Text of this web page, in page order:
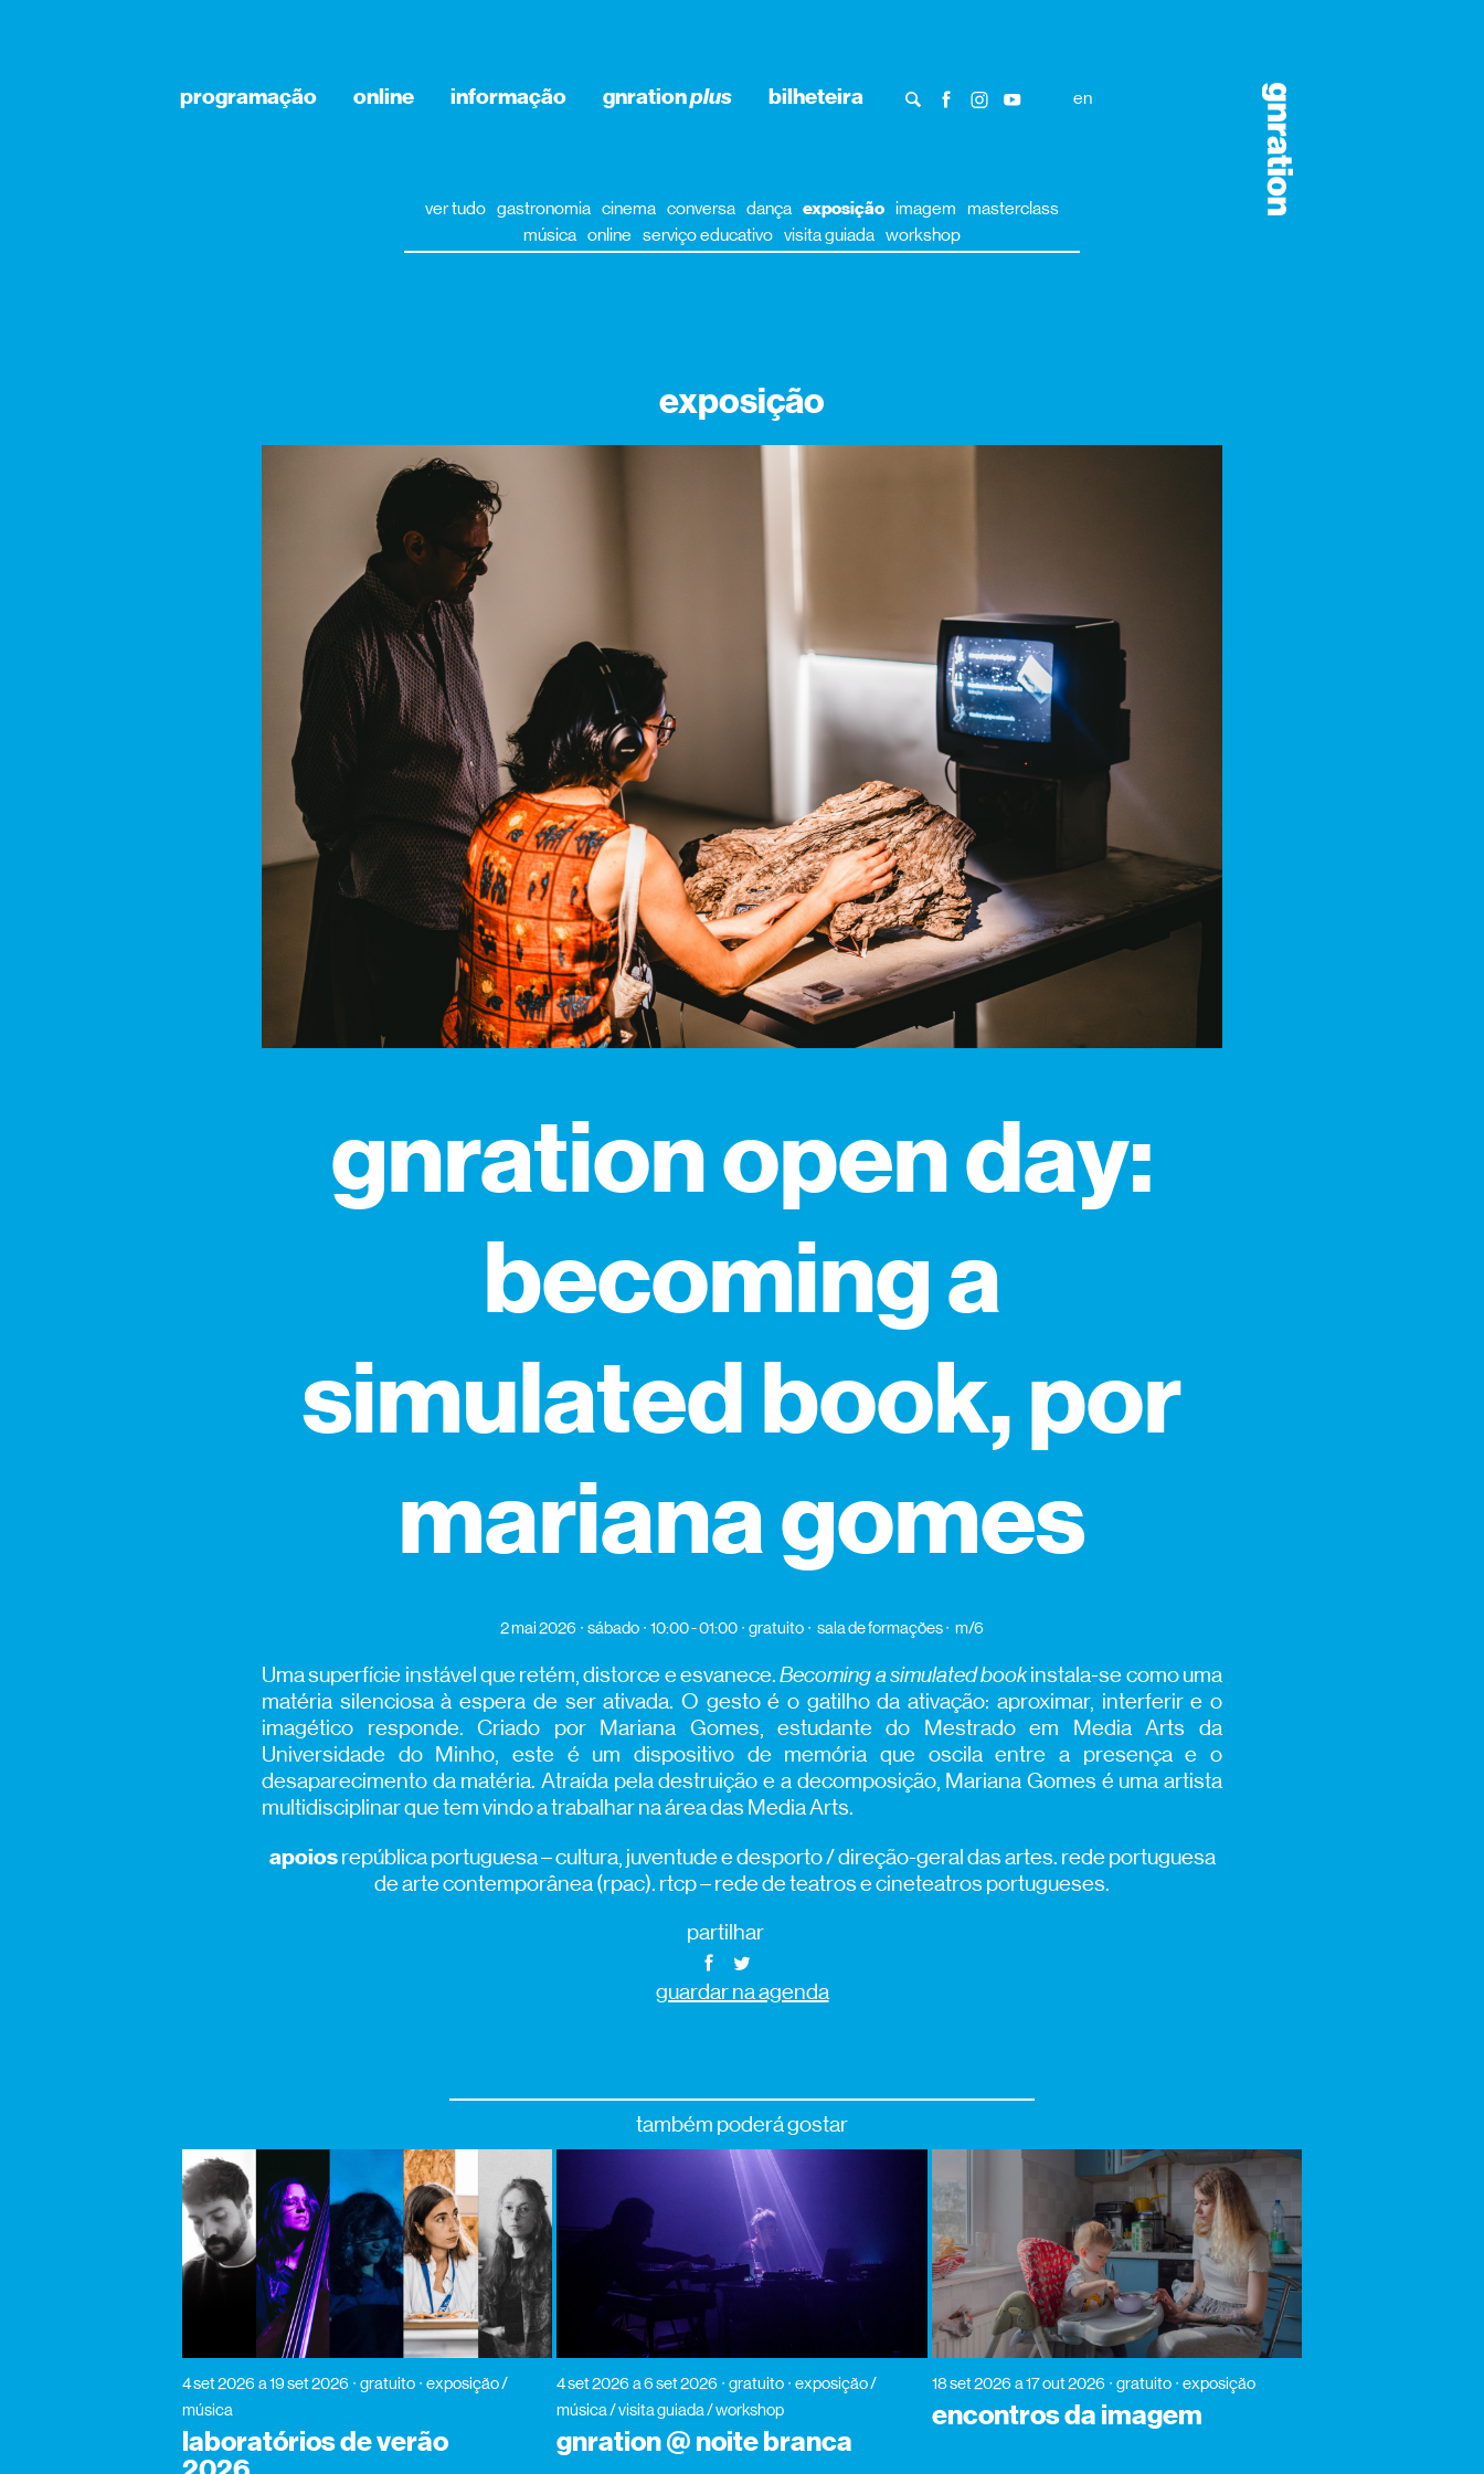
programação online informação gnrationplus bilheteira en
ver tudo gastronomia cinema conversa dança exposição imagem masterclass
música online serviço educativo visita guiada workshop
exposição
gnration open day:
becoming a
simulated book, por
mariana gomes
2 mai 2026 sábado 10:00 - 01:00 gratuito sala de formações m/6
Uma superfície instável que retém, distorce e esvanece.Becoming a simulated bookinstala-se como uma
matéria silenciosa à espera de ser ativada. O gesto é o gatilho da ativação: aproximar, interferir e o
imagético responde. Criado por Mariana Gomes, estudante do Mestrado em Media Arts da
Universidade do Minho, este é um dispositivo de memória que oscila entre a presença e o
desaparecimento da matéria. Atraída pela destruição e a decomposição, Mariana Gomes é uma artista
multidisciplinar que tem vindo a trabalhar na área das Media Arts.
apoiosrepública portuguesa – cultura, juventude e desporto / direção-geral das artes. rede portuguesa
de arte contemporânea (rpac). rtcp – rede de teatros e cineteatros portugueses.
partilhar
guardar na agenda
também poderá gostar
4 set 2026 a 19 set 2026 gratuito
exposição /
música
laboratórios de verão
4 set 2026a 6 set 2026 gratuito exposição /
música / visita guiada / workshop
gnration @ noite branca
18 set 2026a 17 out 2026 gratuito exposição
encontros da imagem